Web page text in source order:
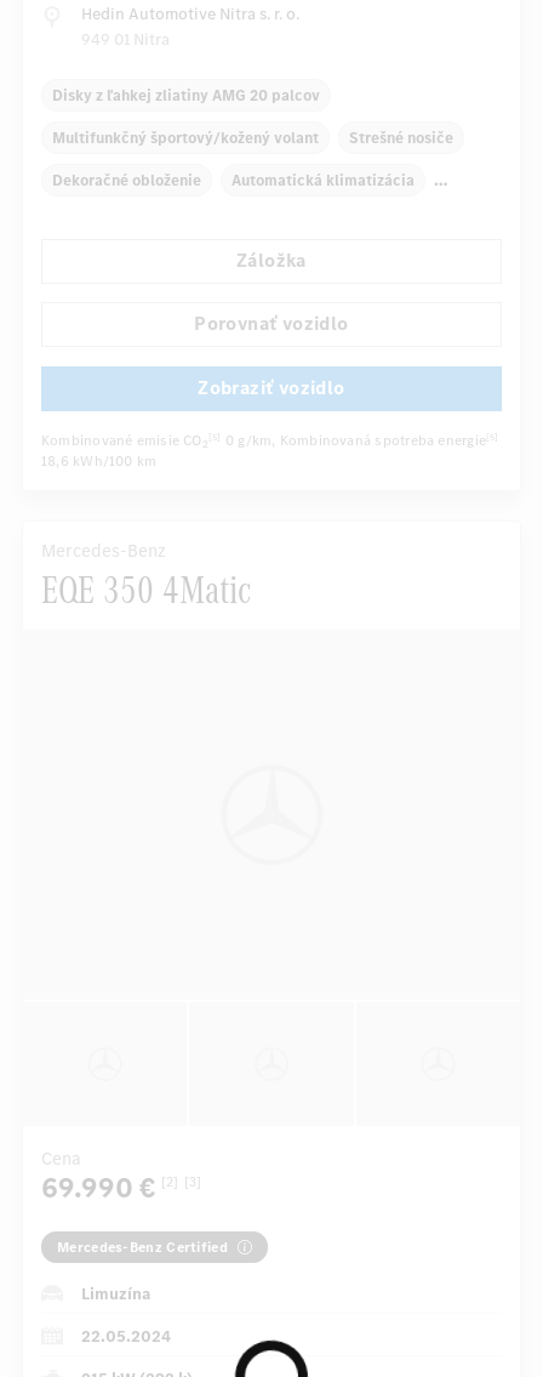
Hedin Automotive Nitra s. r. o.
949 01 Nitra
Disky z ľahkej zliatiny AMG 20 palcov
Multifunkčný športový/kožený volant Strešné nosiče
Dekoračné obloženie Automatická klimatizácia
Snímač dažďa
Záložka
Porovnať vozidlo
Zobraziť vozidlo
Kombinované emisie CO 2 [5] 0 g/km, Kombinovaná spotreba energie [5]
18,6 kWh/100 km
Mercedes-Benz
EQE 350 4Matic
Cena
69.990 € [2] [3]
Mercedes-Benz Certified
Limuzína
22.05.2024